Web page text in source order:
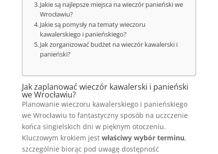
Jakie są najlepsze miejsca na wieczór panieński we
Wrocławiu?
Jakie są pomysły na tematy wieczoru
kawalerskiego i panieńskiego?
Jak zorganizować budżet na wieczór kawalerski i
panieński?
Jak zaplanować wieczór kawalerski i panieński
we Wrocławiu?
Planowanie wieczoru kawalerskiego i panieńskiego
we Wrocławiu to fantastyczny sposób na uczczenie
końca singielskich dni w pięknym otoczeniu.
Kluczowym krokiem jest właściwy wybór terminu,
szczególnie biorąc pod uwagę dostępność